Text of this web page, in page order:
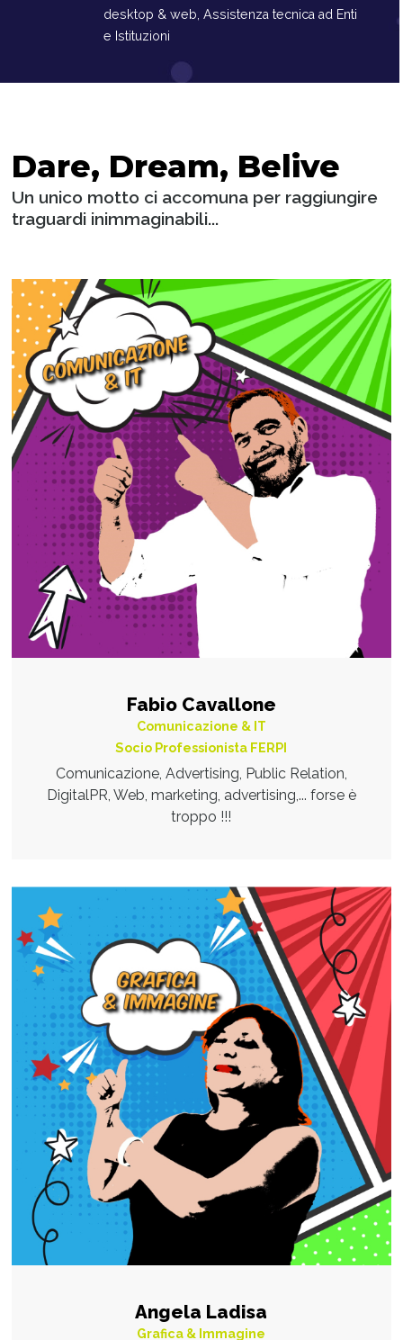
desktop & web, Assistenza tecnica ad Enti
e Istituzioni
Dare, Dream, Belive
Un unico motto ci accomuna per raggiungire
traguardi inimmaginabili...
Fabio Cavallone
Comunicazione & IT
Socio Professionista FERPI
Comunicazione, Advertising, Public Relation,
DigitalPR, Web, marketing, advertising,... forse è
troppo !!!
Angela Ladisa
Grafica & Immagine